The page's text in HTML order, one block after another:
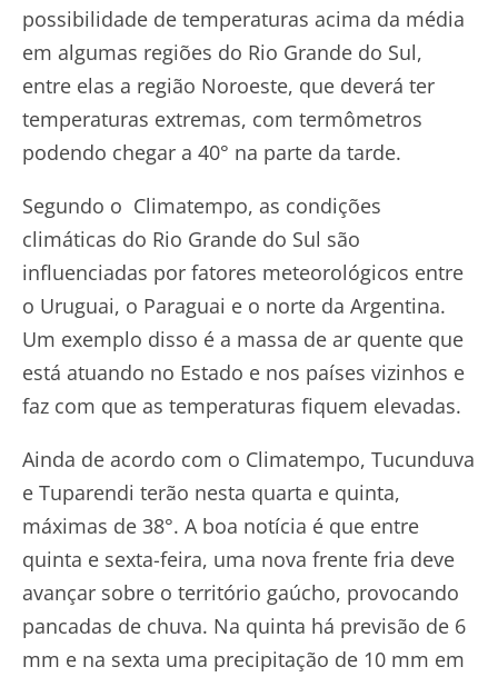
possibilidade de temperaturas acima da média
em algumas regiões do Rio Grande do Sul,
entre elas a região Noroeste, que deverá ter
temperaturas extremas, com termômetros
podendo chegar a 40° na parte da tarde.
Segundo o Climatempo, as condições
climáticas do Rio Grande do Sul são
influenciadas por fatores meteorológicos entre
o Uruguai, o Paraguai e o norte da Argentina.
Um exemplo disso é a massa de ar quente que
está atuando no Estado e nos países vizinhos e
faz com que as temperaturas fiquem elevadas.
Ainda de acordo com o Climatempo, Tucunduva
e Tuparendi terão nesta quarta e quinta,
máximas de 38°. A boa notícia é que entre
quinta e sexta-feira, uma nova frente fria deve
avançar sobre o território gaúcho, provocando
pancadas de chuva. Na quinta há previsão de 6
mm e na sexta uma precipitação de 10 mm em